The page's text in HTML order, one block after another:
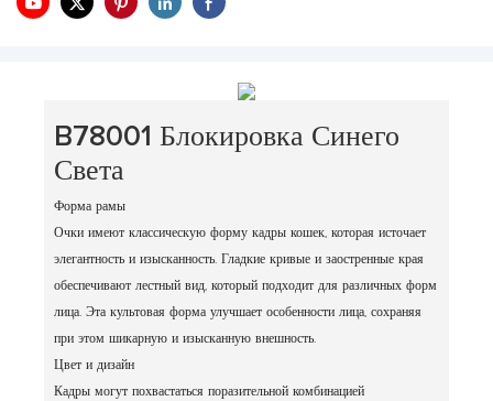
B78001 Блокировка Синего
Света
Форма рамы
Очки имеют классическую форму кадры кошек, которая источает
элегантность и изысканность. Гладкие кривые и заостренные края
обеспечивают лестный вид, который подходит для различных форм
лица. Эта культовая форма улучшает особенности лица, сохраняя
при этом шикарную и изысканную внешность.
Цвет и дизайн
Кадры могут похвастаться поразительной комбинацией